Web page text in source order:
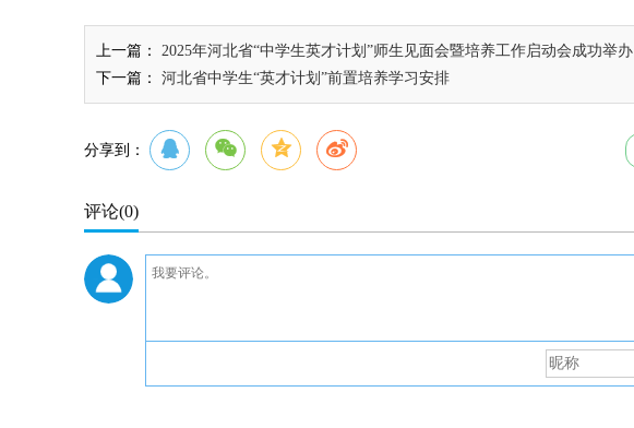
上一篇：
2025年河北省“中学生英才计划”师生见面会暨培养工作启动会成功举办
下一篇：
河北省中学生“英才计划”前置培养学习安排
分享到：
评论(0)